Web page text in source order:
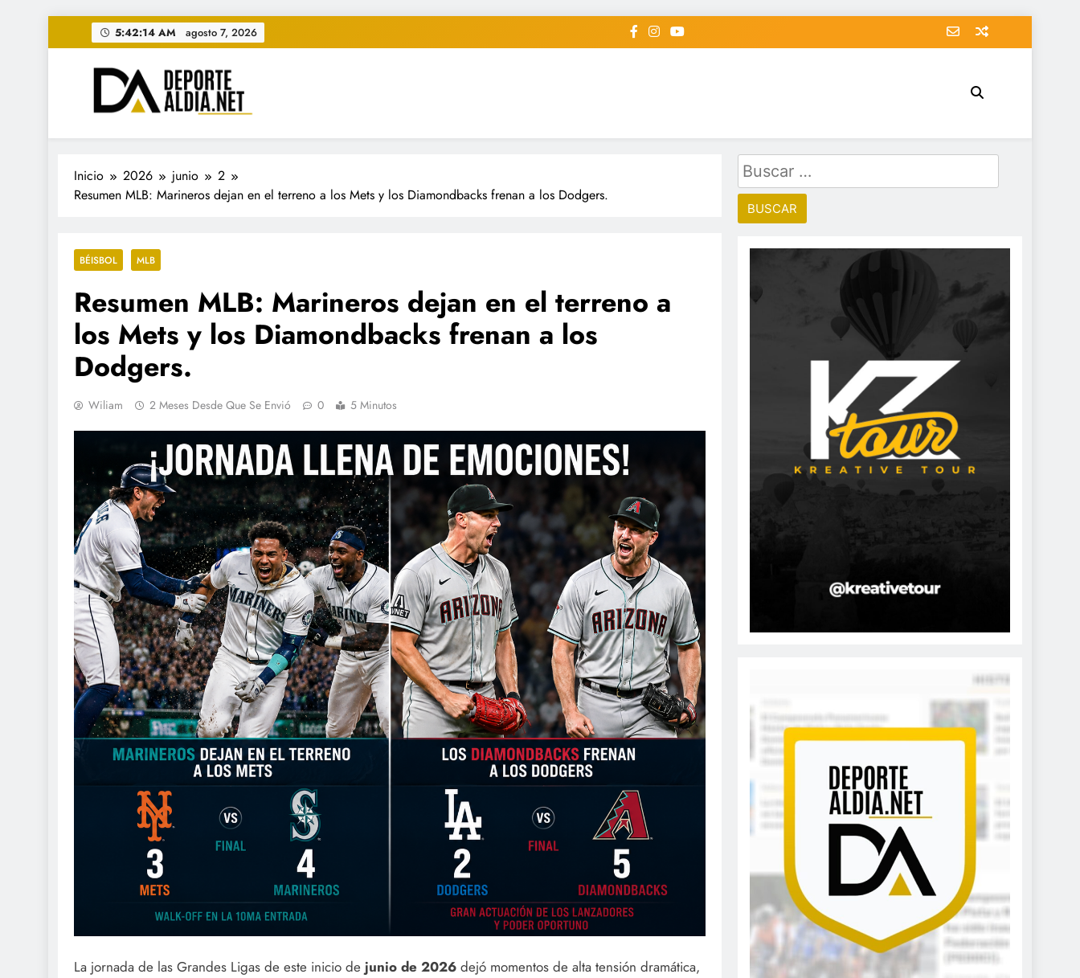
al
contenido
5:42:16 AM agosto 7, 2026
• DEPORTE AL DIA • "Periodico Deportivo Digital"
www.deportealdia.net #deportealdia #deportealdiard #deportealdiaperiodico
Inicio 2026 junio
2
Resumen MLB: Marineros dejan en el terreno a los Mets y los Diamondbacks frenan a los Dodgers.
BÉISBOL MLB
Resumen MLB: Marineros dejan en el terreno a
los Mets y los Diamondbacks frenan a los
Dodgers.
Wiliam 2 Meses Desde Que Se Envió 0 5 Minutos
La jornada de las Grandes Ligas de este inicio de junio de 2026 dejó momentos de alta tensión dramática,
Buscar: